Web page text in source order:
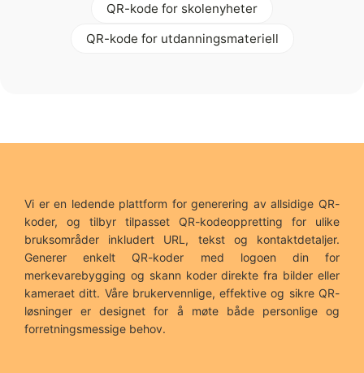
QR-kode for skolenyheter
QR-kode for utdanningsmateriell
Vi er en ledende plattform for generering av allsidige QR-
koder, og tilbyr tilpasset QR-kodeoppretting for ulike
bruksområder inkludert URL, tekst og kontaktdetaljer.
Generer enkelt QR-koder med logoen din for
merkevarebygging og skann koder direkte fra bilder eller
kameraet ditt. Våre brukervennlige, effektive og sikre QR-
løsninger er designet for å møte både personlige og
forretningsmessige behov.